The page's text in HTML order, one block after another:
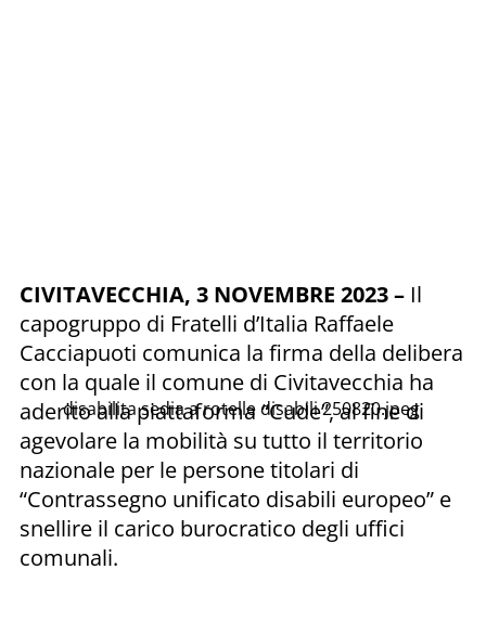
disabilita sedia a rotelle disabili 250820.jpeg
CIVITAVECCHIA, 3 NOVEMBRE 2023 – Il
capogruppo di Fratelli d’Italia Raffaele
Cacciapuoti comunica la firma della delibera
con la quale il comune di Civitavecchia ha
aderito alla piattaforma “Cude”, al fine di
agevolare la mobilità su tutto il territorio
nazionale per le persone titolari di
“Contrassegno unificato disabili europeo” e
snellire il carico burocratico degli uffici
comunali.